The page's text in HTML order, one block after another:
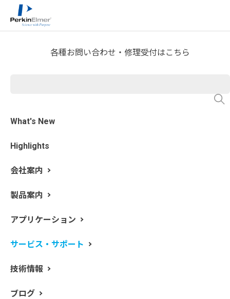
各種お問い合わせ・修理受付はこちら
What's New
Highlights
会社案内
製品案内
アプリケーション
サービス・サポート
技術情報
ブログ
ホーム
テクニカルサポート
SDS